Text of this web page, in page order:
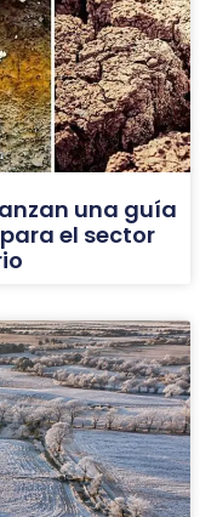
una guía
el sector